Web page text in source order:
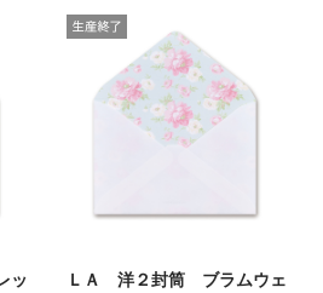
ッ
ＬＡ 洋２封筒 ブラムウェ